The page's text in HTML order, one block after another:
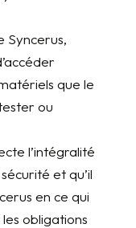
Syncerus,
que le
ou
l’intégralité
et qu’il
en ce qui
obligations